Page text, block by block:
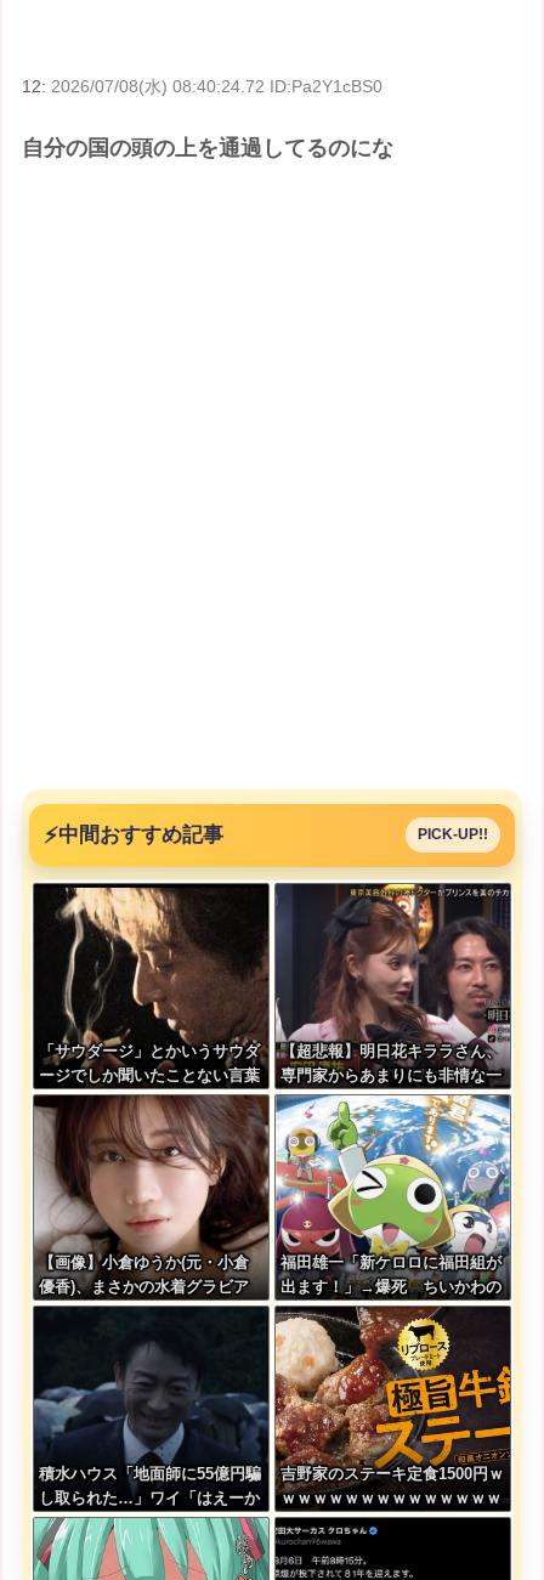
12:2026/07/08(水) 08:40:24.72 ID:Pa2Y1cBS0
自分の国の頭の上を通過してるのにな
⚡中間おすすめ記事 PICK-UP!!
「サウダージ」とかいうサウダ
ージでしか聞いたことない言葉
ｗｗｗｗｗｗｗｗ
【超悲報】明日花キララさん、
専門家からあまりにも非情な一
言を告げられる
【画像】小倉ゆうか(元・小倉
優香)、まさかの水着グラビア
復帰ｗｗｗｗｗ
福田雄一「新ケロロに福田組が
出ます！」→爆死 ちいかわの
監督「原作に忠実に」→爆売れ
積水ハウス「地面師に55億円騙
し取られた…」ワイ「はえーか
わいそう…会社滅茶苦茶やろな
ぁ」→
吉野家のステーキ定食1500円ｗ
ｗｗｗｗｗｗｗｗｗｗｗｗｗｗ
ｗｗｗｗ